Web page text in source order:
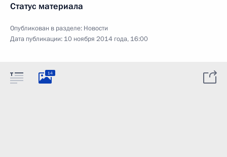
Статус материала
Опубликован в разделе: Новости
Дата публикации: 10 ноября 2014 года, 16:00
14